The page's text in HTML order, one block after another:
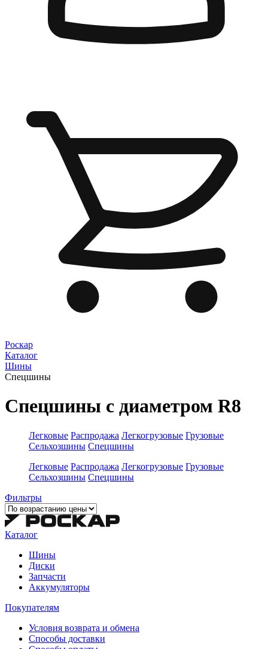
Роскар
Каталог
Шины
Спецшины
Спецшины с диаметром R8
Легковые Распродажа Легкогрузовые Грузовые
Сельхозшины Спецшины
Легковые Распродажа Легкогрузовые Грузовые
Сельхозшины Спецшины
Фильтры
Каталог
Шины
Диски
Запчасти
Аккумуляторы
Покупателям
Условия возврата и обмена
Способы доставки